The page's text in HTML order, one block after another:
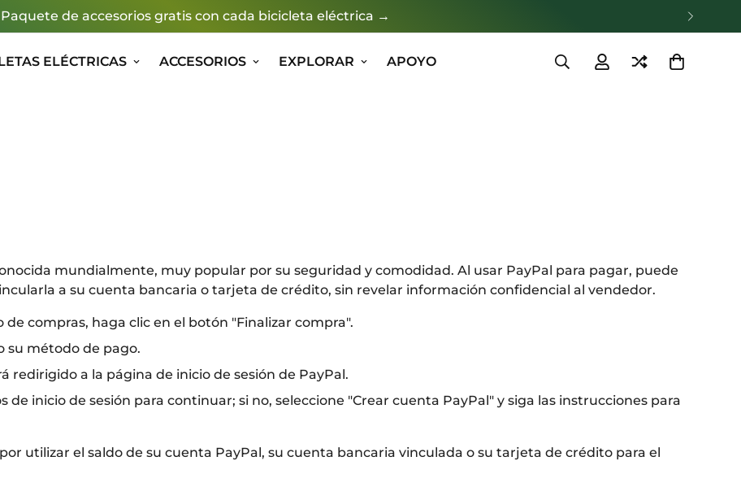
Paquete de accesorios gratis con cada bicicleta eléctrica →
ELÉCTRICAS ACCESORIOS EXPLORAR APOYO
mundialmente, muy popular por su seguridad y comodidad. Al usar PayPal para pagar, puede
a su cuenta bancaria o tarjeta de crédito, sin revelar información confidencial al vendedor.
compras, haga clic en el botón "Finalizar compra".
su método de pago.
redirigido a la página de inicio de sesión de PayPal.
de inicio de sesión para continuar; si no, seleccione "Crear cuenta PayPal" y siga las instrucciones para
utilizar el saldo de su cuenta PayPal, su cuenta bancaria vinculada o su tarjeta de crédito para el